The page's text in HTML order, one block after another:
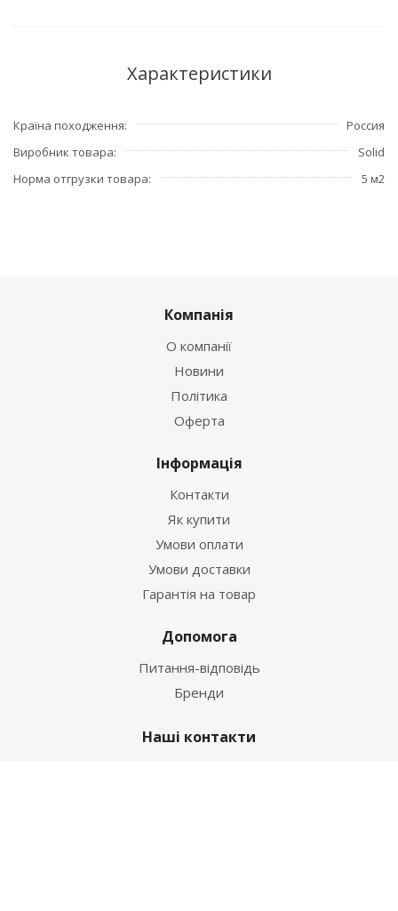
Характеристики
Країна походження
Россия
Виробник товара
Solid
Норма отгрузки товара
5 м2
Компанія
О компанії
Новини
Політика
Оферта
Інформація
Контакти
Як купити
Умови оплати
Умови доставки
Гарантія на товар
Допомога
Питання-відповідь
Бренди
Наші контакти